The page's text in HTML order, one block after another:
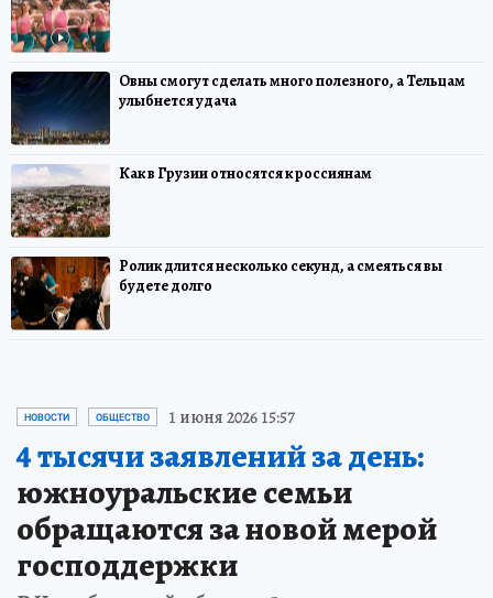
Овны смогут сделать много полезного, а Тельцам
улыбнется удача
Как в Грузии относятся к россиянам
Ролик длится несколько секунд, а смеяться вы
будете долго
НОВОСТИ ОБЩЕСТВО 1 июня 2026 15:57
4 тысячи заявлений за день:
южноуральские семьи
обращаются за новой мерой
господдержки